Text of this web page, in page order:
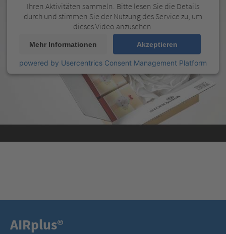
Ihren Aktivitäten sammeln. Bitte lesen Sie die Details
durch und stimmen Sie der Nutzung des Service zu, um
dieses Video anzusehen.
Mehr Informationen Akzeptieren
powered by Usercentrics Consent Management Platform
AIRplus®